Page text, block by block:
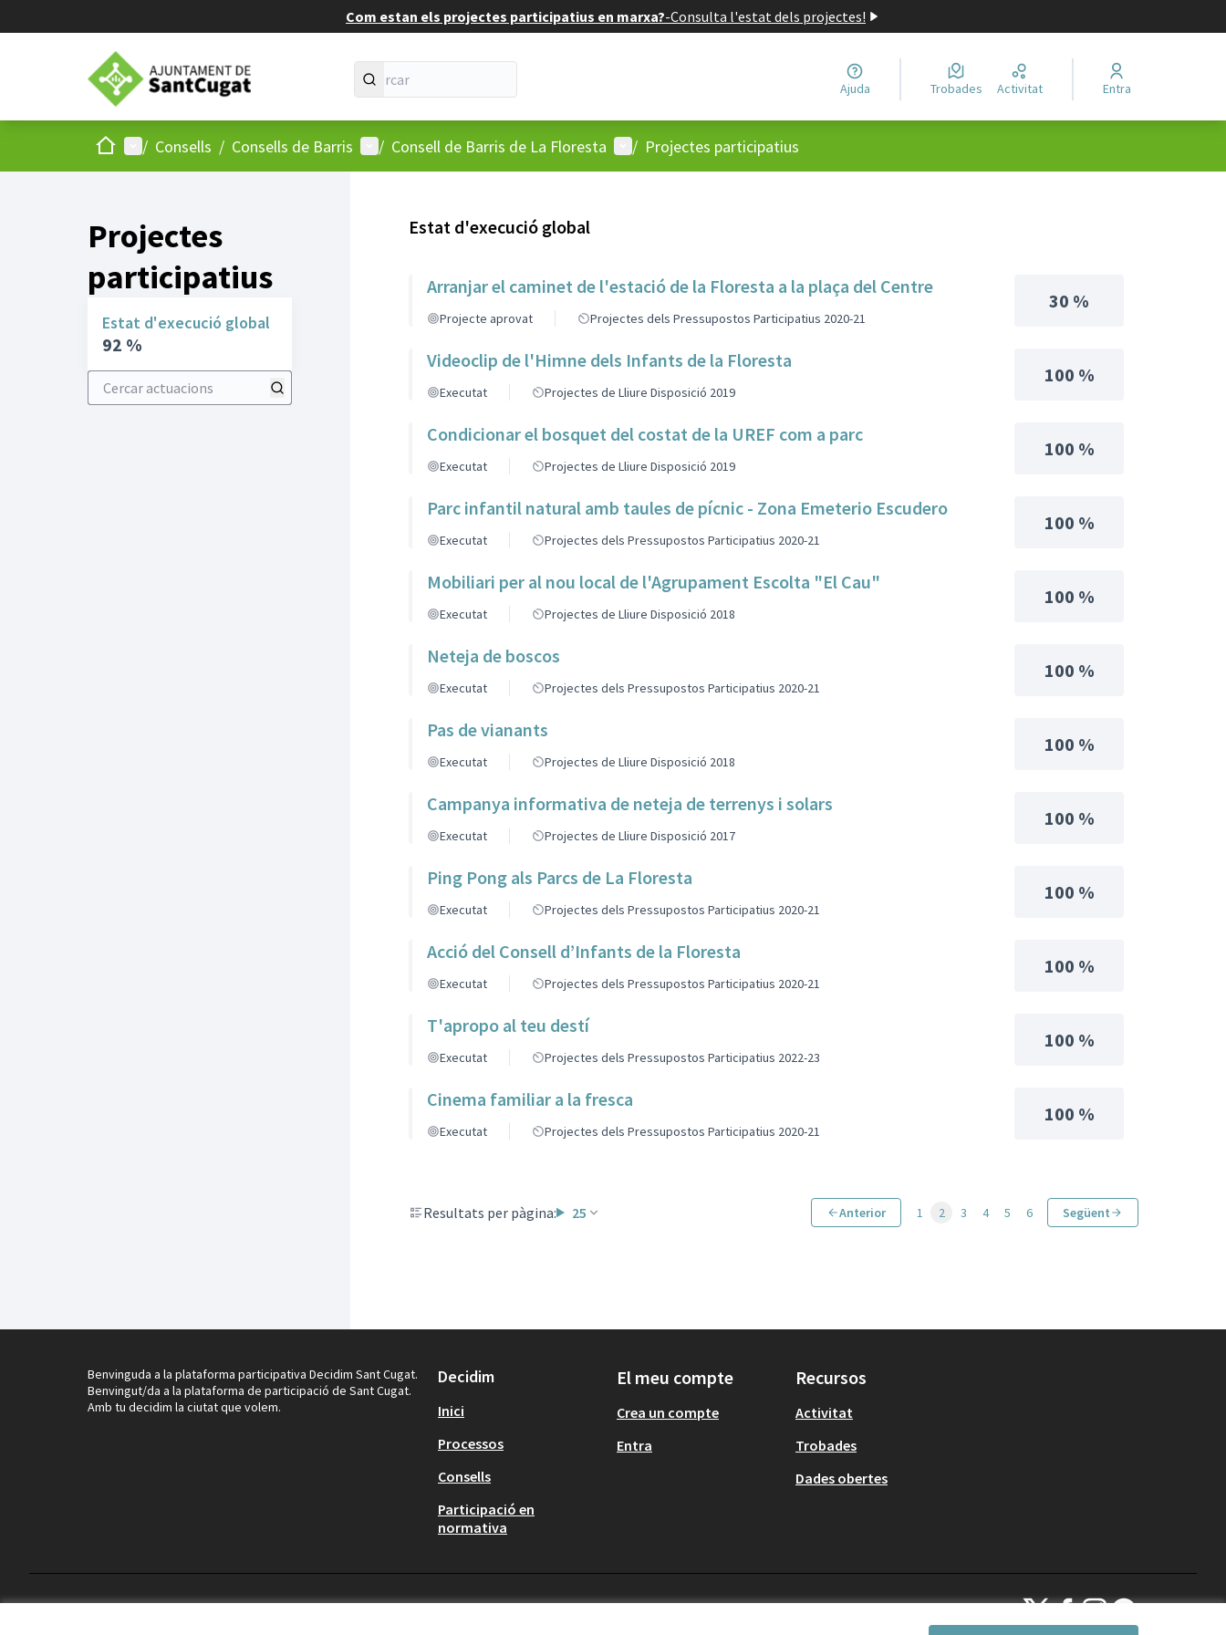
Com estan els projectes participatius en marxa?-Consulta l'estat dels projectes!
Ajuda Trobades Activitat Entra
Inici Menú principal
/ Consells / Consells de Barris Menú d'usuari
/ Consell de Barris de La Floresta Menú d'usuari
/ Projectes participatius
Projectes
participatius
Estat d'execució global
92 %
Cercar actuacions
Estat d'execució global
Arranjar el caminet de l'estació de la Floresta a la plaça del Centre
Projecte aprovat Projectes dels Pressupostos Participatius 2020-21
30 %
Videoclip de l'Himne dels Infants de la Floresta
Executat Projectes de Lliure Disposició 2019
100 %
Condicionar el bosquet del costat de la UREF com a parc
Executat Projectes de Lliure Disposició 2019
100 %
Parc infantil natural amb taules de pícnic - Zona Emeterio Escudero
Executat Projectes dels Pressupostos Participatius 2020-21
100 %
Mobiliari per al nou local de l'Agrupament Escolta "El Cau"
Executat Projectes de Lliure Disposició 2018
100 %
Neteja de boscos
Executat Projectes dels Pressupostos Participatius 2020-21
100 %
Pas de vianants
Executat Projectes de Lliure Disposició 2018
100 %
Campanya informativa de neteja de terrenys i solars
Executat Projectes de Lliure Disposició 2017
100 %
Ping Pong als Parcs de La Floresta
Executat Projectes dels Pressupostos Participatius 2020-21
100 %
Acció del Consell d’Infants de la Floresta
Executat Projectes dels Pressupostos Participatius 2020-21
100 %
T'apropo al teu destí
Executat Projectes dels Pressupostos Participatius 2022-23
100 %
Cinema familiar a la fresca
Executat Projectes dels Pressupostos Participatius 2020-21
100 %
Resultats per pàgina: 25 Anterior 1 2 3 4 5 6 Següent
Benvinguda a la plataforma participativa Decidim Sant Cugat.
Benvingut/da a la plataforma de participació de Sant Cugat.
Amb tu decidim la ciutat que volem.
Decidim
Inici
Processos
Consells
Participació en
normativa
El meu compte
Crea un compte
Entra
Recursos
Activitat
Trobades
Dades obertes
Decidim Sant Cugat a X
Decidim Sant Cugat a Facebook
Decidim Sant Cugat a
Decidim Sant Cugat